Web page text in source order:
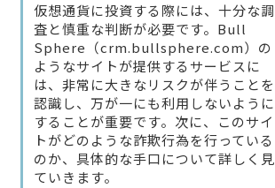
仮想通貨に投資する際には、十分な調
査と慎重な判断が必要です。Bull
Sphere（crm.bullsphere.com）の
ようなサイトが提供するサービスに
は、非常に大きなリスクが伴うことを
認識し、万が一にも利用しないように
することが重要です。次に、このサイ
トがどのような詐欺行為を行っている
のか、具体的な手口について詳しく見
ていきます。